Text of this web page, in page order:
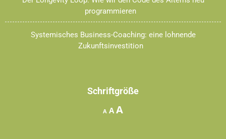
programmieren
Systemisches Business-Coaching: eine lohnende
Zukunftsinvestition
Schriftgröße
A Decrease
A Reset
AIncrease